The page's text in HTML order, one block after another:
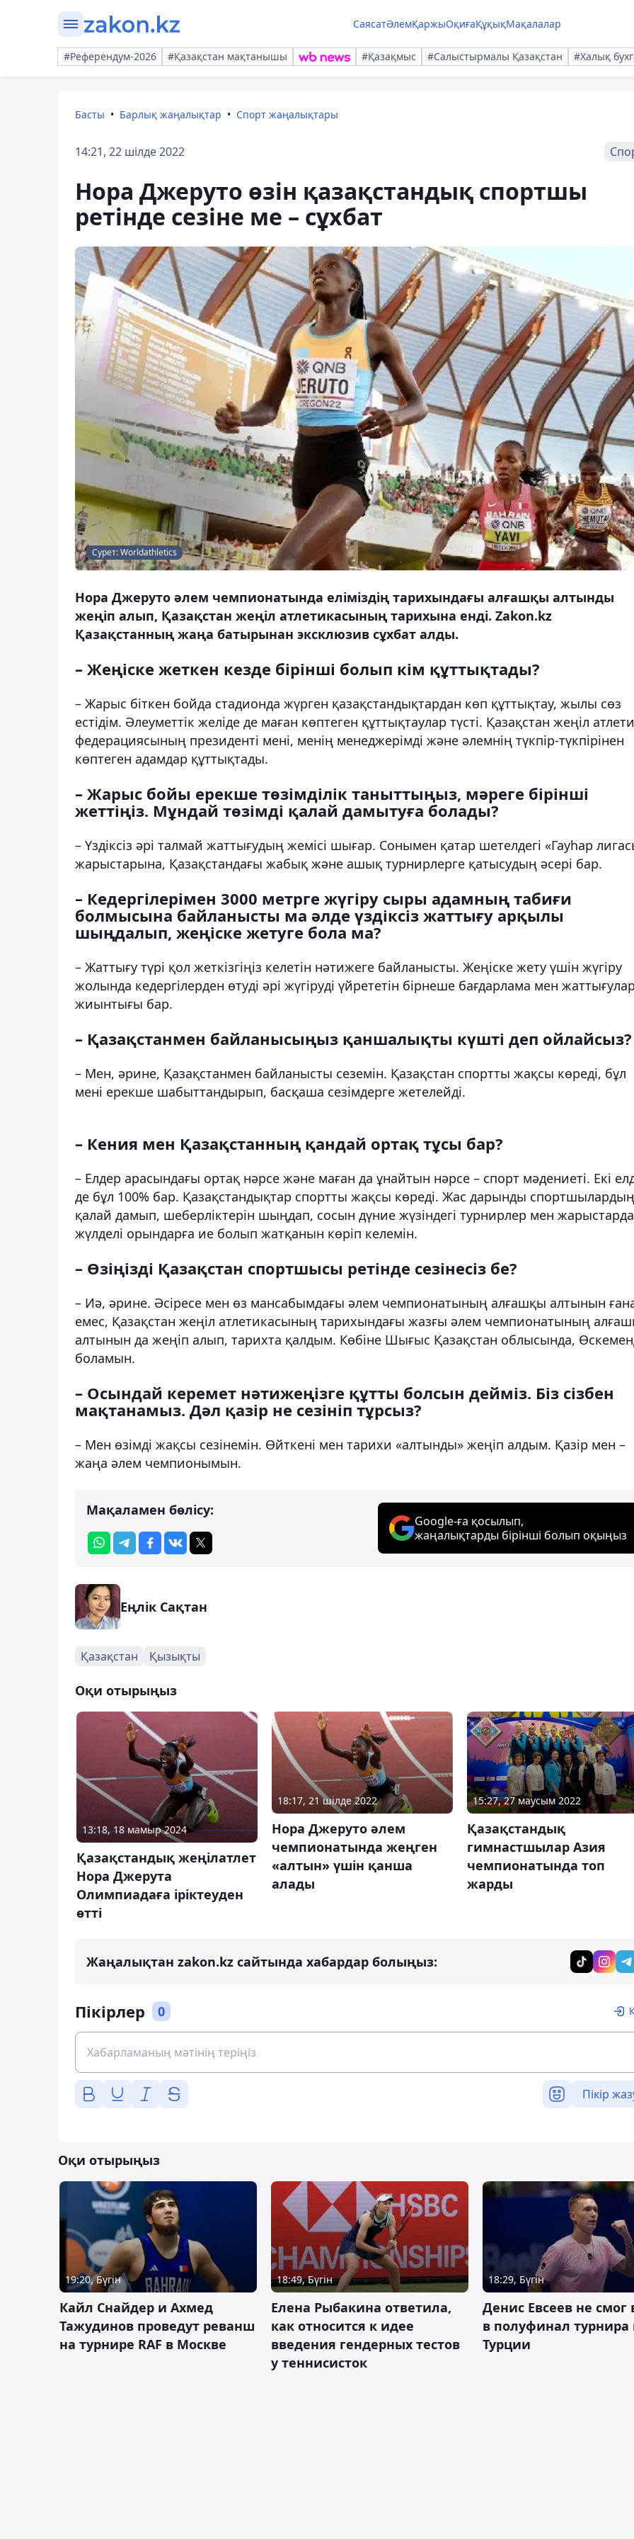
СаясатӘлемҚаржыОқиғаҚұқықМақалалар
#Референдум-2026 #Қазақстан мақтанышы #Қазақмыс #Салыстырмалы Қазақстан #Халық
Басты Барлық жаңалықтар Спорт жаңалықтары
14:21, 22 шілде 2022
Нора Джеруто өзін қазақстандық спортшы
ретінде сезіне ме – сұхбат
Сурет: Worldathletics
Нора Джеруто әлем чемпионатында еліміздің тарихындағы алғашқы алтынды
жеңіп алып, Қазақстан жеңіл атлетикасының тарихына енді. Zakon.kz
Қазақстанның жаңа батырынан эксклюзив сұхбат алды.
– Жеңіске жеткен кезде бірінші болып кім құттықтады?
– Жарыс біткен бойда стадионда жүрген қазақстандықтардан көп құттықтау, жылы сөз
естідім. Әлеуметтік желіде де маған көптеген құттықтаулар түсті. Қазақстан жеңіл
федерациясының президенті мені, менің менеджерімді және әлемнің түкпір-түкпірінен
көптеген адамдар құттықтады.
– Жарыс бойы ерекше төзімділік таныттыңыз, мәреге бірінші
жеттіңіз. Мұндай төзімді қалай дамытуға болады?
– Үздіксіз әрі талмай жаттығудың жемісі шығар. Сонымен қатар шетелдегі «Гауһар
жарыстарына, Қазақстандағы жабық және ашық турнирлерге қатысудың әсері бар.
– Кедергілерімен 3000 метрге жүгіру сыры адамның табиғи
болмысына байланысты ма әлде үздіксіз жаттығу арқылы
шыңдалып, жеңіске жетуге бола ма?
– Жаттығу түрі қол жеткізгіңіз келетін нәтижеге байланысты. Жеңіске жету үшін жүгіру
жолында кедергілерден өтуді әрі жүгіруді үйрететін бірнеше бағдарлама мен жаттығулар
жиынтығы бар.
– Қазақстанмен байланысыңыз қаншалықты күшті деп ойлайсыз?
– Мен, әрине, Қазақстанмен байланысты сеземін. Қазақстан спортты жақсы көреді, бұл
мені ерекше шабыттандырып, басқаша сезімдерге жетелейді.
– Кения мен Қазақстанның қандай ортақ тұсы бар?
– Елдер арасындағы ортақ нәрсе және маған да ұнайтын нәрсе – спорт мәдениеті. Екі
де бұл 100% бар. Қазақстандықтар спортты жақсы көреді. Жас дарынды спортшылардың
қалай дамып, шеберліктерін шыңдап, сосын дүние жүзіндегі турнирлер мен жарыстарда
жүлделі орындарға ие болып жатқанын көріп келемін.
– Өзіңізді Қазақстан спортшысы ретінде сезінесіз бе?
– Иә, әрине. Әсіресе мен өз мансабымдағы әлем чемпионатының алғашқы алтынын
емес, Қазақстан жеңіл атлетикасының тарихындағы жазғы әлем чемпионатының
алтынын да жеңіп алып, тарихта қалдым. Көбіне Шығыс Қазақстан облысында,
боламын.
– Осындай керемет нәтижеңізге құтты болсын дейміз. Біз сізбен
мақтанамыз. Дәл қазір не сезініп тұрсыз?
– Мен өзімді жақсы сезінемін. Өйткені мен тарихи «алтынды» жеңіп алдым. Қазір мен –
жаңа әлем чемпионымын.
Мақаламен бөлісу:
Google-ға қосылып,
жаңалықтарды бірінші болып оқыңыз
Еңлік Сақтан
Қазақстан Қызықты
Оқи отырыңыз
13:18, 18 мамыр 2024
Қазақстандық жеңілатлет
Нора Джерута
Олимпиадаға іріктеуден
өтті
18:17, 21 шілде 2022
Нора Джеруто әлем
чемпионатында жеңген
«алтын» үшін қанша
алады
15:27, 27 маусым 2022
Қазақстандық
гимнастшылар Азия
чемпионатында топ
жарды
Жаңалықтан zakon.kz сайтында хабардар болыңыз:
Пікірлер 0
Пікір
Оқи отырыңыз
19:20, Бүгін
Кайл Снайдер и Ахмед
Тажудинов проведут реванш
на турнире RAF в Москве
18:49, Бүгін
Елена Рыбакина ответила,
как относится к идее
введения гендерных тестов
у теннисисток
18:29, Бүгін
Денис Евсеев не смог
в полуфинал турнира
Турции